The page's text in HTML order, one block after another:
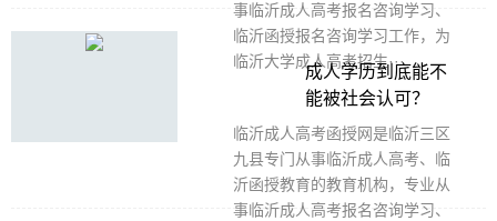
事临沂成人高考报名咨询学习、
临沂函授报名咨询学习工作，为
临沂大学成人高考招生···
成人学历到底能不
能被社会认可？
临沂成人高考函授网是临沂三区
九县专门从事临沂成人高考、临
沂函授教育的教育机构，专业从
事临沂成人高考报名咨询学习、